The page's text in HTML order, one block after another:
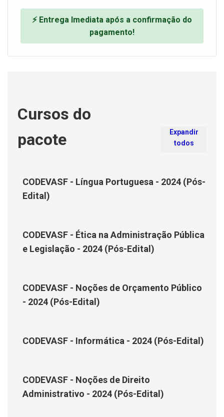
⚡ Entrega Imediata após a confirmação do
pagamento!
Cursos do
pacote
Expandir
todos
CODEVASF - Língua Portuguesa - 2024 (Pós-
Edital)
CODEVASF - Ética na Administração Pública
e Legislação - 2024 (Pós-Edital)
CODEVASF - Noções de Orçamento Público
- 2024 (Pós-Edital)
CODEVASF - Informática - 2024 (Pós-Edital)
CODEVASF - Noções de Direito
Administrativo - 2024 (Pós-Edital)